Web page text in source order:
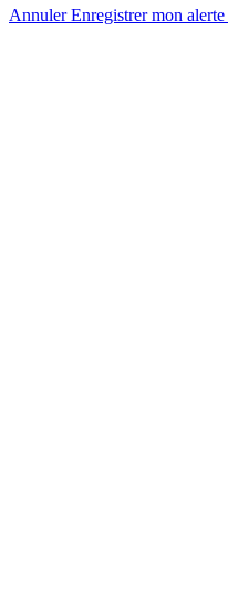
AnnulerEnregistrer mon alerte